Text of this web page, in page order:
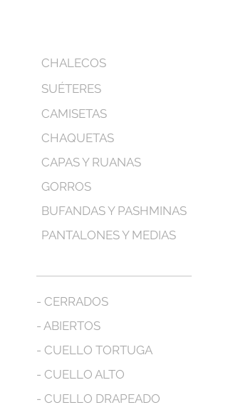
CHALECOS
SUÉTERES
CAMISETAS
CHAQUETAS
CAPAS Y RUANAS
GORROS
BUFANDAS Y PASHMINAS
PANTALONES Y MEDIAS
- CERRADOS
- ABIERTOS
- CUELLO TORTUGA
- CUELLO ALTO
- CUELLO DRAPEADO